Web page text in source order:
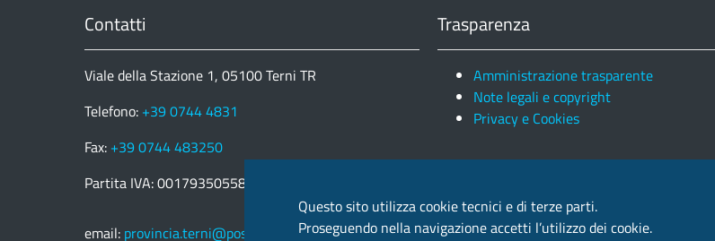
Contatti
Viale della Stazione 1, 05100 Terni TR
Telefono: +39 0744 4831
Fax: +39 0744 483250
Partita IVA: 00179350558
email: provincia.terni@postacert.umbria.it
Trasparenza
Amministrazione trasparente
Note legali e copyright
Privacy e Cookies
Questo sito utilizza cookie tecnici e di terze parti.
Proseguendo nella navigazione accetti l’utilizzo dei cookie.